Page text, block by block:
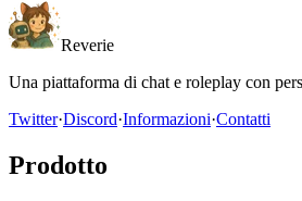
Reverie
Una piattaforma di chat e roleplay con
Twitter·Discord·Informazioni·Contatti
Prodotto